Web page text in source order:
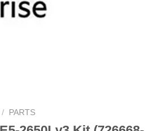
/ PARTS